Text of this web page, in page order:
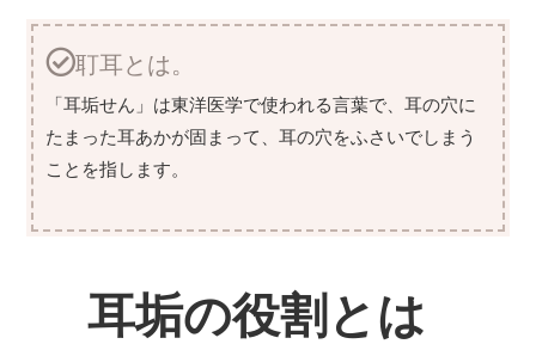
耵耳とは。
「耳垢せん」は東洋医学で使われる言葉で、耳の穴に
たまった耳あかが固まって、耳の穴をふさいでしまう
ことを指します。
耳垢の役割とは